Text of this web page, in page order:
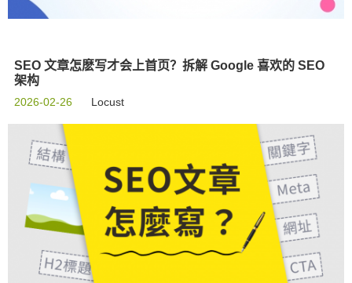
SEO 文章怎麽写才会上首页？拆解 Google 喜欢的 SEO
架构
2026-02-26 Locust